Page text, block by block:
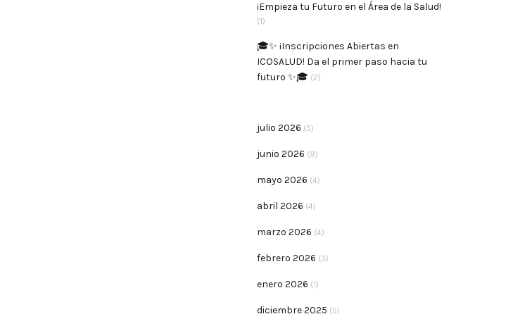
¡Empieza tu Futuro en el Área de la Salud!
(1)
🎓✨ ¡Inscripciones Abiertas en
ICOSALUD! Da el primer paso hacia tu
futuro ✨🎓 (2)
julio 2026 (5)
junio 2026 (9)
mayo 2026 (4)
abril 2026 (4)
marzo 2026 (4)
febrero 2026 (3)
enero 2026 (1)
diciembre 2025 (5)